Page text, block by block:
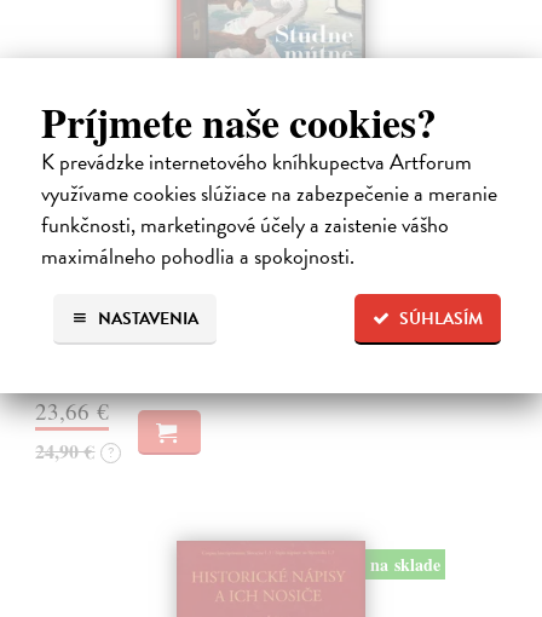
Príjmete naše cookies?
K prevádzke internetového kníhkupectva Artforum
využívame cookies slúžiace na zabezpečenie a meranie
funkčnosti, marketingové účely a zaistenie vášho
maximálneho pohodlia a spokojnosti.
SÚHLASÍM
NASTAVENIA
Studne mútne
Getting Peter | Kniha
Sú ikonickými postavami našej kultúry. Postavili im sochy a
pomenovali po nich ulice, majú svoje nespochybniteľné miesto v
lexikónoch literatúry aj učebniciach, slovenské moderné umenie sa
bez nich nedá…
23,66 €
24,90 € ?
na sklade